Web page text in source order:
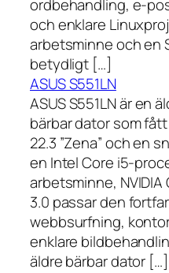
ordbehandling, e-
och enklare
arbetsminne och en
betydligt […]
ASUS S551LN
ASUS S551LN är en
bärbar dator som
22.3 ”Zena” och en
en Intel Core i5-
arbetsminne, NVIDIA
3.0 passar den
webbsurfning,
enklare
äldre bärbar dator […]